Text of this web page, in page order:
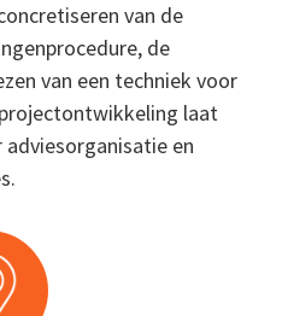
van de
de
van een techniek voor
laat
en